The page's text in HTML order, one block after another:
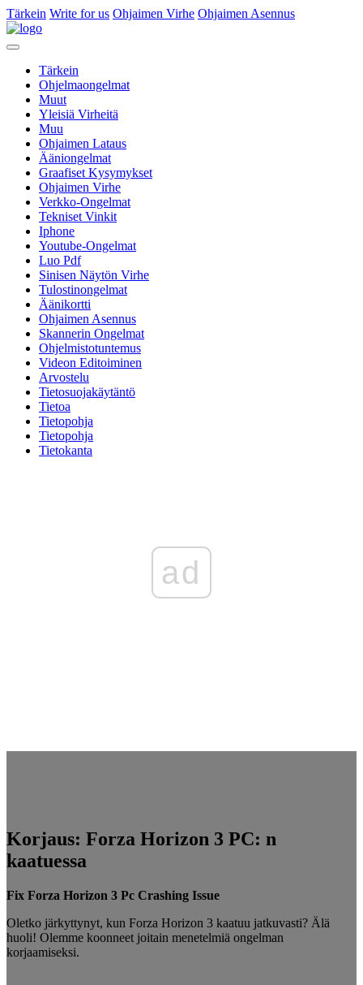
Tärkein Write for us Ohjaimen Virhe Ohjaimen Asennus
Tärkein
Ohjelmaongelmat
Muut
Yleisiä Virheitä
Muu
Ohjaimen Lataus
Ääniongelmat
Graafiset Kysymykset
Ohjaimen Virhe
Verkko-Ongelmat
Tekniset Vinkit
Iphone
Youtube-Ongelmat
Luo Pdf
Sinisen Näytön Virhe
Tulostinongelmat
Äänikortti
Ohjaimen Asennus
Skannerin Ongelmat
Ohjelmistotuntemus
Videon Editoiminen
Arvostelu
Tietosuojakäytäntö
Tietoa
Tietopohja
Tietopohja
Tietokanta
ad
Korjaus: Forza Horizon 3 PC: n
kaatuessa
Fix Forza Horizon 3 Pc Crashing Issue
Oletko järkyttynyt, kun Forza Horizon 3 kaatuu jatkuvasti? Älä
huoli! Olemme koonneet joitain menetelmiä ongelman
korjaamiseksi.